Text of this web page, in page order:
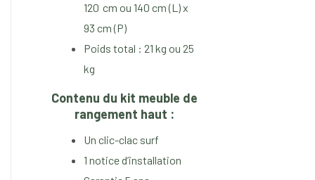
120 cm ou 140 cm (L) x
93 cm (P)
Poids total : 21 kg ou 25
kg
Contenu du kit meuble de
rangement haut :
Un clic-clac surf
1 notice d’installation